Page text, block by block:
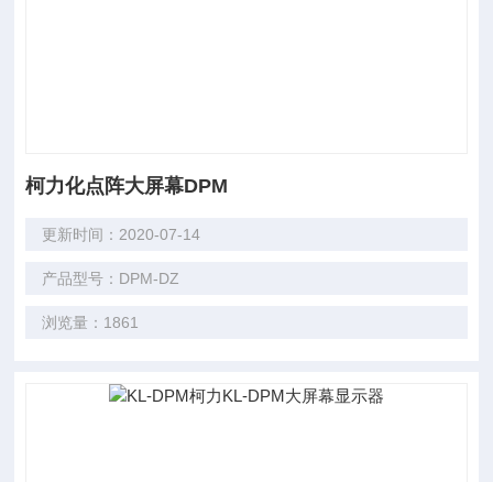
柯力化点阵大屏幕DPM
更新时间：2020-07-14
产品型号：DPM-DZ
浏览量：1861